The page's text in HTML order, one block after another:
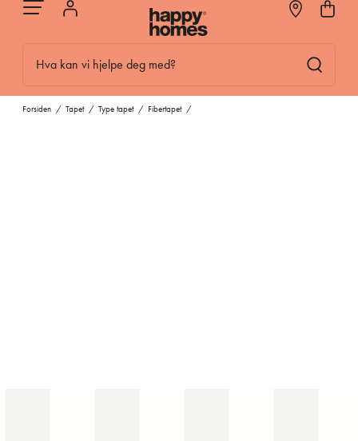
Hva kan vi hjelpe deg med?
Forsiden / Tapet / Type tapet / Fibertapet /